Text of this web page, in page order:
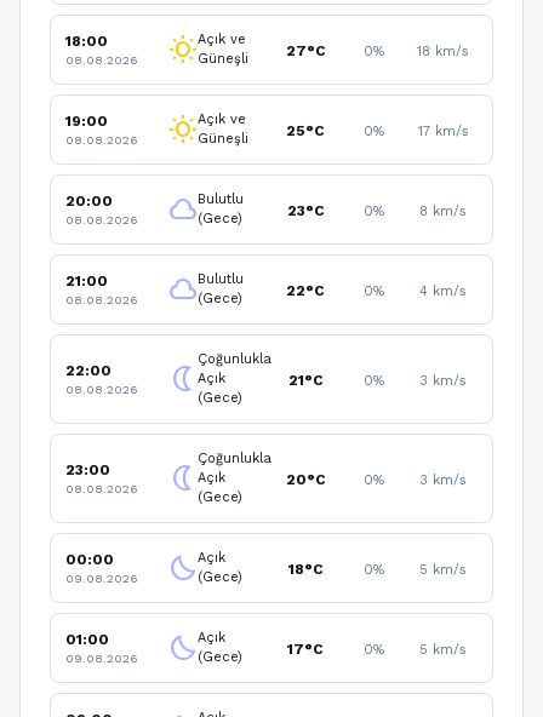
18:00
08.08.2026 wb_sunnyAçık ve
Güneşli
27°C 0% 18 km/s
19:00
08.08.2026 wb_sunnyAçık ve
Güneşli
25°C 0% 17 km/s
20:00
08.08.2026 cloudBulutlu
(Gece)
23°C 0% 8 km/s
21:00
08.08.2026 cloudBulutlu
(Gece)
22°C 0% 4 km/s
22:00
08.08.2026 nightlight
Çoğunlukla
Açık
(Gece)
21°C 0% 3 km/s
23:00
08.08.2026 nightlight
Çoğunlukla
Açık
(Gece)
20°C 0% 3 km/s
00:00
09.08.2026 clear_nightAçık
(Gece)
18°C 0% 5 km/s
01:00
09.08.2026 clear_nightAçık
(Gece)
17°C 0% 5 km/s